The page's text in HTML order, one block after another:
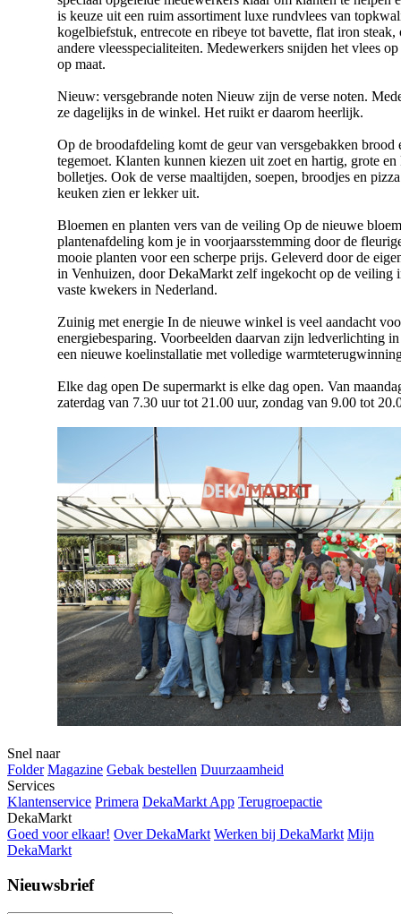
is keuze uit een ruim assortiment luxe rundvlees van
kogelbiefstuk, entrecote en ribeye tot bavette, flat iron steak,
andere vleesspecialiteiten. Medewerkers snijden het vlees
op maat.
Nieuw: versgebrande noten Nieuw zijn de verse noten.
ze dagelijks in de winkel. Het ruikt er daarom heerlijk.
Op de broodafdeling komt de geur van versgebakken brood
tegemoet. Klanten kunnen kiezen uit zoet en hartig, grote
bolletjes. Ook de verse maaltijden, soepen, broodjes en
keuken zien er lekker uit.
Bloemen en planten vers van de veiling Op de nieuwe
plantenafdeling kom je in voorjaarsstemming door de
mooie planten voor een scherpe prijs. Geleverd door de
in Venhuizen, door DekaMarkt zelf ingekocht op de veiling
vaste kwekers in Nederland.
Zuinig met energie In de nieuwe winkel is veel aandacht
energiebesparing. Voorbeelden daarvan zijn ledverlichting
een nieuwe koelinstallatie met volledige
Elke dag open De supermarkt is elke dag open. Van
zaterdag van 7.30 uur tot 21.00 uur, zondag van 9.00 tot
Snel naar
Folder Magazine Gebak bestellen Duurzaamheid
Services
Klantenservice Primera DekaMarkt App Terugroepactie
DekaMarkt
Goed voor elkaar! Over DekaMarkt Werken bij DekaMarkt Mijn
DekaMarkt
Nieuwsbrief